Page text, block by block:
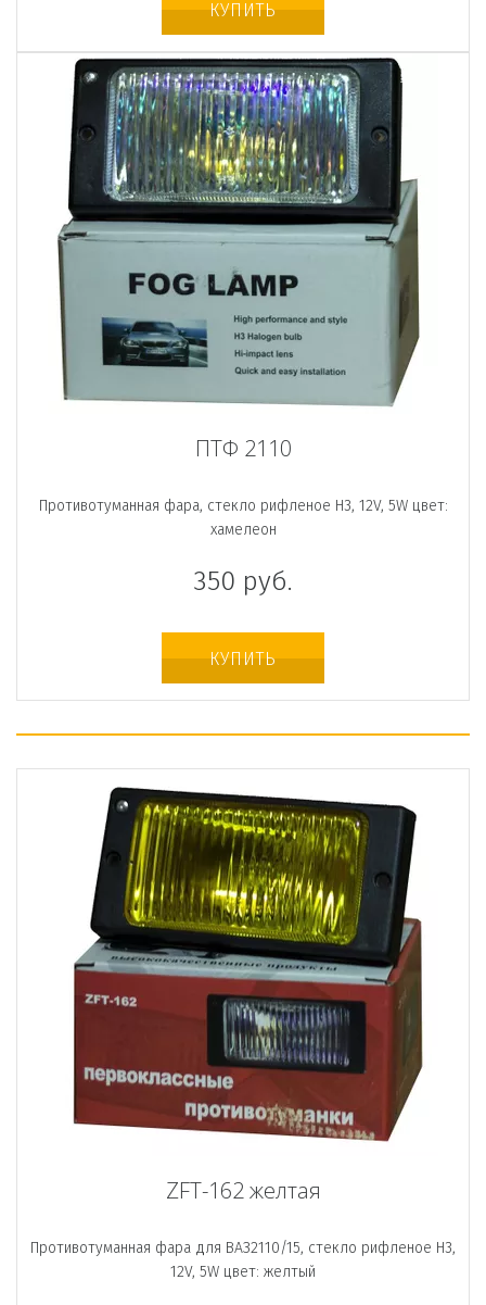
КУПИТЬ
ПТФ 2110
Противотуманная фара, стекло рифленое H3, 12V, 5W цвет:
хамелеон
350 руб.
КУПИТЬ
ZFT-162 желтая
Противотуманная фара для ВАЗ2110/15, стекло рифленое H3,
12V, 5W цвет: желтый